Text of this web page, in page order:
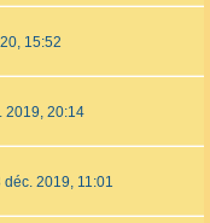
15:52
2019, 20:14
déc. 2019, 11:01